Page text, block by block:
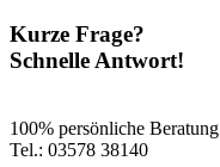
Kurze Frage?
Schnelle Antwort!
100% persönliche Beratung
Tel.: 03578 38140